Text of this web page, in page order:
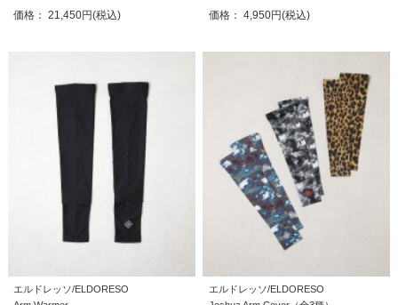
価格： 21,450円(税込) 価格： 4,950円(税込)
エルドレッソ/ELDORESO
エルドレッソ/ELDORESO